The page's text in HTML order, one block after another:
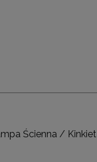
Ścienna / Kinkiet